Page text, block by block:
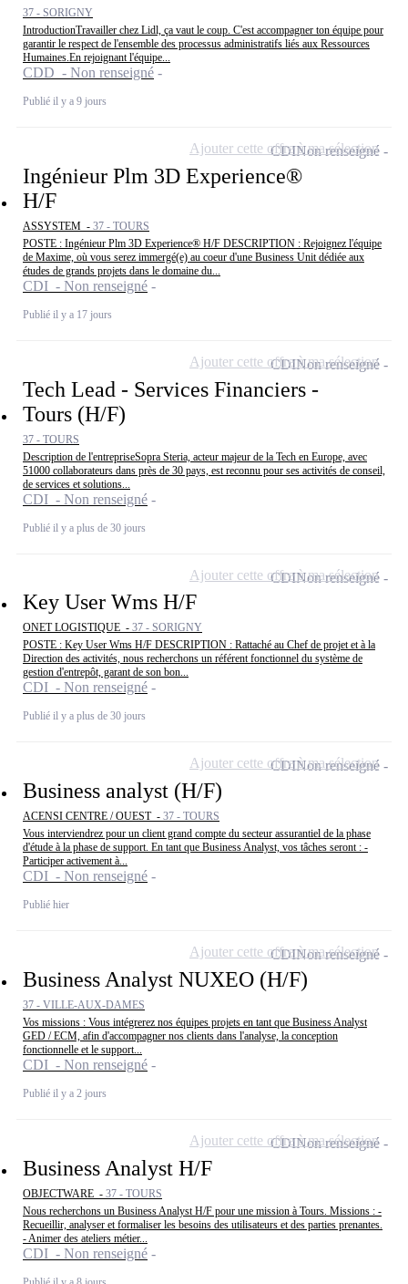
37 - SORIGNY
IntroductionTravailler chez Lidl, ça vaut le coup. C'est accompagner ton équipe pour
garantir le respect de l'ensemble des processus administratifs liés aux Ressources
Humaines.En rejoignant l'équipe...
CDD - Non renseigné
Publié il y a 9 jours
Ingénieur Plm 3D Experience®
H/F
ASSYSTEM - 37 - TOURS
POSTE : Ingénieur Plm 3D Experience® H/F DESCRIPTION : Rejoignez l'équipe
de Maxime, où vous serez immergé(e) au coeur d'une Business Unit dédiée aux
études de grands projets dans le domaine du...
CDI - Non renseigné
Publié il y a 17 jours
CDINon renseigné
Ajouter cette offre à ma sélection
Tech Lead - Services Financiers -
Tours (H/F)
37 - TOURS
Description de l'entrepriseSopra Steria, acteur majeur de la Tech en Europe, avec
51000 collaborateurs dans près de 30 pays, est reconnu pour ses activités de conseil,
de services et solutions...
CDI - Non renseigné
Publié il y a plus de 30 jours
CDINon renseigné
Ajouter cette offre à ma sélection
Key User Wms H/F
ONET LOGISTIQUE - 37 - SORIGNY
POSTE : Key User Wms H/F DESCRIPTION : Rattaché au Chef de projet et à la
Direction des activités, nous recherchons un référent fonctionnel du système de
gestion d'entrepôt, garant de son bon...
CDI - Non renseigné
Publié il y a plus de 30 jours
CDINon renseigné
Ajouter cette offre à ma sélection
Business analyst (H/F)
ACENSI CENTRE / OUEST - 37 - TOURS
Vous interviendrez pour un client grand compte du secteur assurantiel de la phase
d'étude à la phase de support. En tant que Business Analyst, vos tâches seront : -
Participer activement à...
CDI - Non renseigné
Publié hier
CDINon renseigné
Ajouter cette offre à ma sélection
Business Analyst NUXEO (H/F)
37 - VILLE-AUX-DAMES
Vos missions : Vous intégrerez nos équipes projets en tant que Business Analyst
GED / ECM, afin d'accompagner nos clients dans l'analyse, la conception
fonctionnelle et le support...
CDI - Non renseigné
Publié il y a 2 jours
CDINon renseigné
Ajouter cette offre à ma sélection
Business Analyst H/F
OBJECTWARE - 37 - TOURS
Nous recherchons un Business Analyst H/F pour une mission à Tours. Missions : -
Recueillir, analyser et formaliser les besoins des utilisateurs et des parties prenantes.
- Animer des ateliers métier...
CDI - Non renseigné
CDINon renseigné
Ajouter cette offre à ma sélection